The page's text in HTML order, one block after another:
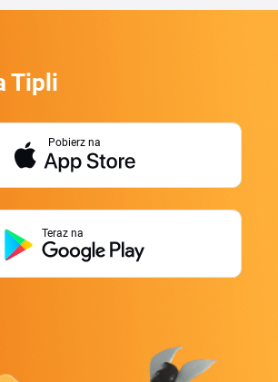
Tipli
Pobierz na
Teraz na